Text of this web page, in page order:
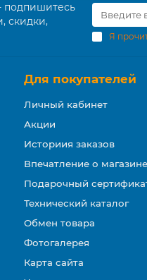
подпишитесь
скидки,
Я
Для покупателей
Личный кабинет
Акции
Историия заказов
Впечатление о магазине
Подарочный
Технический каталог
Обмен товара
Фотогалерея
Карта сайта